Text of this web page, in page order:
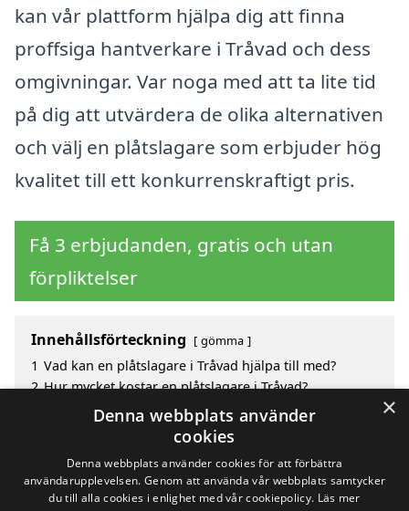
kan vår plattform hjälpa dig att finna
proffsiga hantverkare i Tråvad och dess
omgivningar. Var noga med att ta lite tid
på dig att utvärdera de olika alternativen
och välj en plåtslagare som erbjuder hög
kvalitet till ett konkurrenskraftigt pris.
Få 3 erbjudanden, gratis och utan
förpliktelser
Innehållsförteckning gömma
1 Vad kan en plåtslagare i Tråvad hjälpa till med?
2 Hur mycket kostar en plåtslagare i Tråvad?
Fördelar med att välja plåtslagare i Tråvad
Sök efter en skicklig plåtslagare i de omgivande
×
Denna webbplats använder
cookies
Denna webbplats använder cookies för att förbättra
användarupplevelsen. Genom att använda vår webbplats samtycker
du till alla cookies i enlighet med vår cookiepolicy. Läs mer